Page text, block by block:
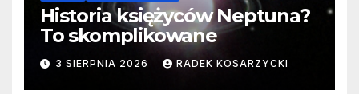
Historia księżyców Neptuna?
To skomplikowane
3 SIERPNIA 2026 RADEK KOSARZYCKI